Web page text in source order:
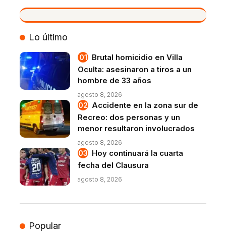
VIVO
Lo último
Brutal homicidio en Villa
Oculta: asesinaron a tiros a un
hombre de 33 años
agosto 8, 2026
Accidente en la zona sur de
Recreo: dos personas y un
menor resultaron involucrados
agosto 8, 2026
Hoy continuará la cuarta
fecha del Clausura
agosto 8, 2026
Popular